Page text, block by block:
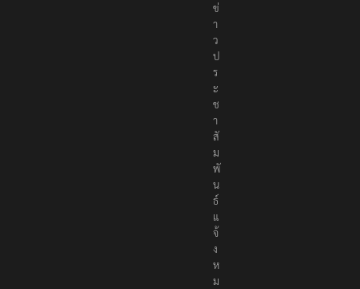
ข่
า
ว
ป
ร
ะ
ช
า
สั
ม
พั
น
ธ์
แ
จ้
ง
ห
ม